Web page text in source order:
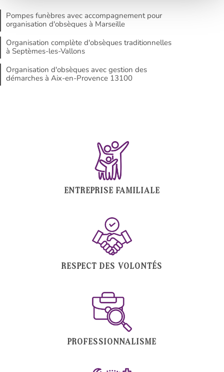
Pompes funèbres avec accompagnement pour
organisation d'obsèques à Marseille
Organisation complète d'obsèques traditionnelles
à Septèmes-les-Vallons
Organisation d'obsèques avec gestion des
démarches à Aix-en-Provence 13100
ENTREPRISE FAMILIALE
RESPECT DES VOLONTÉS
PROFESSIONNALISME